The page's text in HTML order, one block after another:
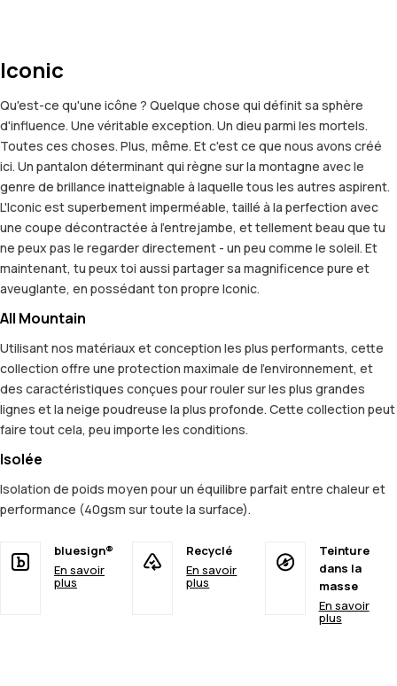
Iconic
Qu'est-ce qu'une icône ? Quelque chose qui définit sa sphère
d'influence. Une véritable exception. Un dieu parmi les mortels.
Toutes ces choses. Plus, même. Et c'est ce que nous avons créé
ici. Un pantalon déterminant qui règne sur la montagne avec le
genre de brillance inatteignable à laquelle tous les autres aspirent.
L'Iconic est superbement imperméable, taillé à la perfection avec
une coupe décontractée à l'entrejambe, et tellement beau que tu
ne peux pas le regarder directement - un peu comme le soleil. Et
maintenant, tu peux toi aussi partager sa magnificence pure et
aveuglante, en possédant ton propre Iconic.
All Mountain
Utilisant nos matériaux et conception les plus performants, cette
collection offre une protection maximale de l'environnement, et
des caractéristiques conçues pour rouler sur les plus grandes
lignes et la neige poudreuse la plus profonde. Cette collection peut
faire tout cela, peu importe les conditions.
Isolée
Isolation de poids moyen pour un équilibre parfait entre chaleur et
performance (40gsm sur toute la surface).
bluesign®
En savoir
plus
Recyclé
En savoir
plus
Teinture
dans la
masse
En savoir
plus